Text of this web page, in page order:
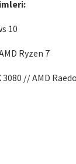
10
Ryzen 7
// AMD